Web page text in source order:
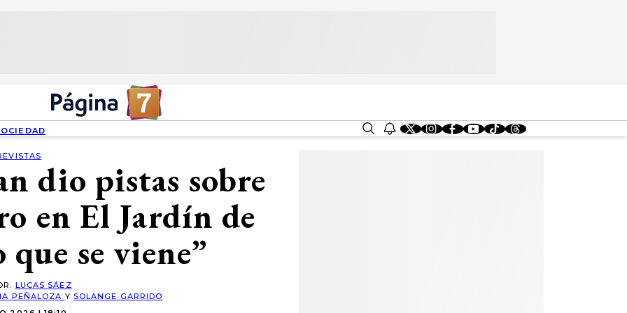
dio pistas sobre
en El Jardín de
se viene”
LUCAS SÁEZ
PEÑALOZA Y SOLANGE GARRIDO